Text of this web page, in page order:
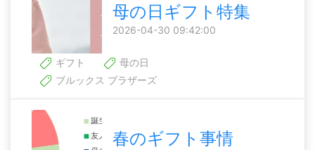
母の日ギフト特集
2026-04-30 09:42:00
ギフト
母の日
ブルックス ブラザーズ
春のギフト事情